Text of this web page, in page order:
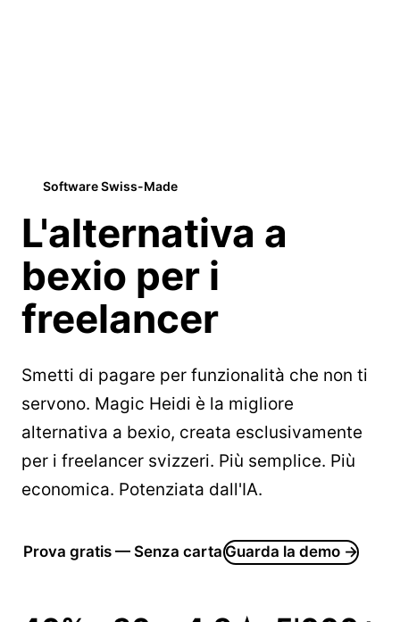
Software Swiss-Made
L'alternativa a
bexio per i
freelancer
Smetti di pagare per funzionalità che non ti
servono. Magic Heidi è la migliore
alternativa a bexio, creata esclusivamente
per i freelancer svizzeri. Più semplice. Più
economica. Potenziata dall'IA.
Prova gratis — Senza cartaGuarda la demo →